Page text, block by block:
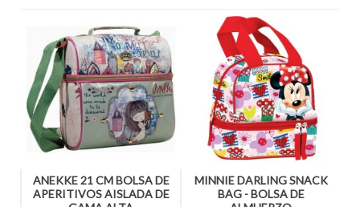
ANEKKE 21 CM BOLSA DE
APERITIVOS AISLADA DE
MINNIE DARLING SNACK
BAG - BOLSA DE